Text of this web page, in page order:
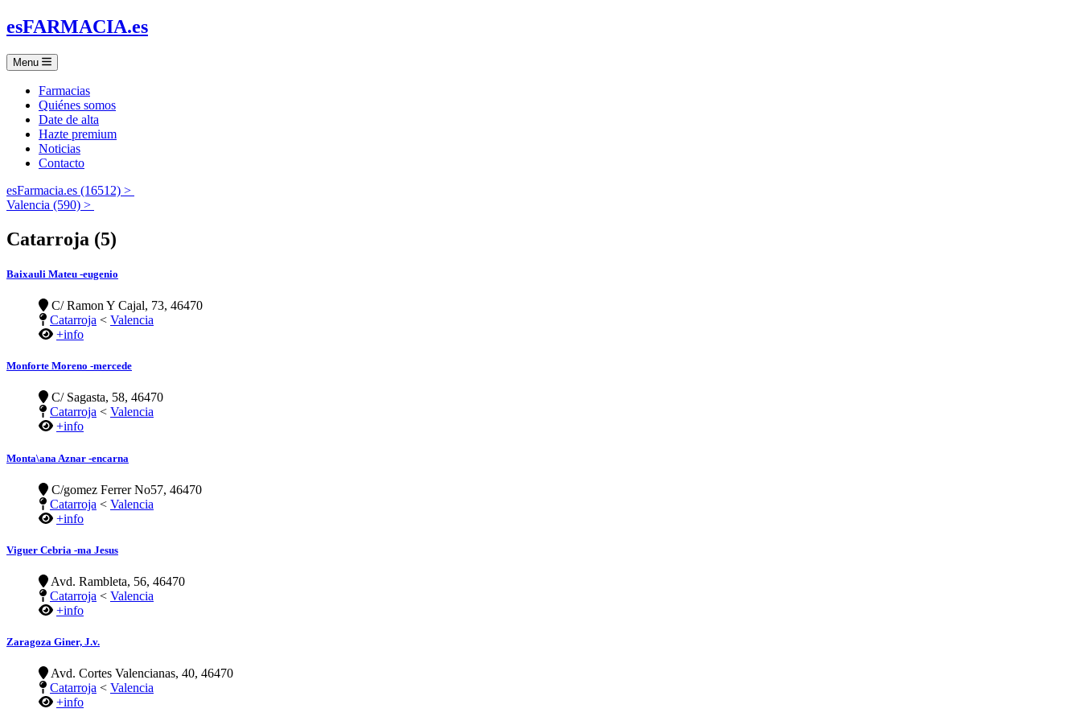
esFARMACIA.es
Menu
Farmacias
Quiénes somos
Date de alta
Hazte premium
Noticias
Contacto
esFarmacia.es (16512) >
Valencia (590) >
Catarroja (5)
Baixauli Mateu -eugenio
C/ Ramon Y Cajal, 73, 46470
Catarroja < Valencia
+info
Monforte Moreno -mercede
C/ Sagasta, 58, 46470
Catarroja < Valencia
+info
Monta\ana Aznar -encarna
C/gomez Ferrer No57, 46470
Catarroja < Valencia
+info
Viguer Cebria -ma Jesus
Avd. Rambleta, 56, 46470
Catarroja < Valencia
+info
Zaragoza Giner, J.v.
Avd. Cortes Valencianas, 40, 46470
Catarroja < Valencia
+info